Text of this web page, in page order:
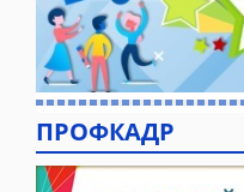
ПРОФКАДР